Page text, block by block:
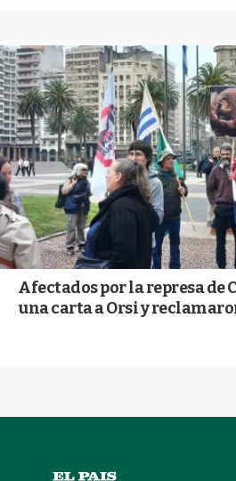
Afectados por la represa de
una carta a Orsi y